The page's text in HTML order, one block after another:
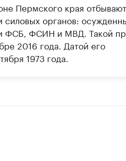
Пермского края отбывают
силовых органов:
ФСБ, ФСИН и МВД. Такой
2016 года. Датой его
1973 года.